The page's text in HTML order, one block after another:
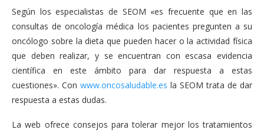
Según los especialistas de SEOM «es frecuente que en las
consultas de oncología médica los pacientes pregunten a su
oncólogo sobre la dieta que pueden hacer o la actividad física
que deben realizar, y se encuentran con escasa evidencia
científica en este ámbito para dar respuesta a estas
cuestiones». Con www.oncosaludable.es la SEOM trata de dar
respuesta a estas dudas.
La web ofrece consejos para tolerar mejor los tratamientos